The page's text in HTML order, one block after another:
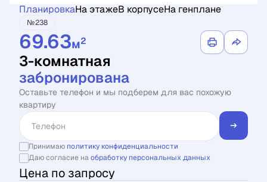
ПланировкаНа этажеВ корпусеНа генплане
№238
69.63м2
3-комнатная
забронирована
Оставьте телефон и мы подберем для вас похожую
квартиру
Принимаю политику конфиденциальности
Даю согласие наобработку персональных данных
Цена по запросу